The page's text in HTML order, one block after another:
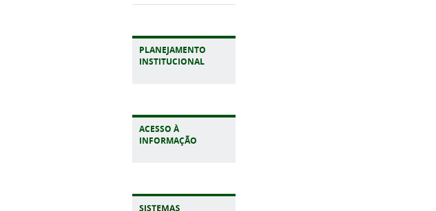
PLANEJAMENTO
INSTITUCIONAL
ACESSO À
INFORMAÇÃO